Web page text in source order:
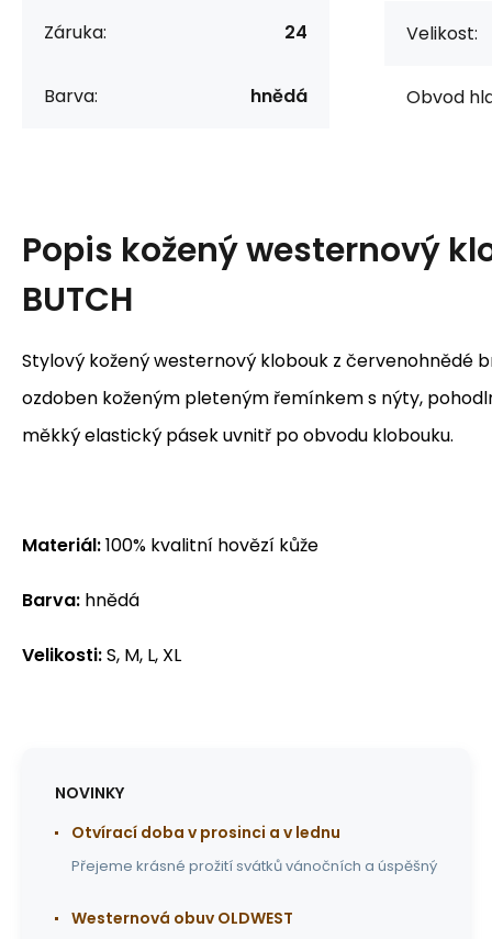
Záruka: 24
Barva: hnědá
Velikost:
Obvod
Popis kožený westernový
BUTCH
Stylový kožený westernový klobouk z červenohnědé
ozdoben koženým pleteným řemínkem s nýty,
měkký elastický pásek uvnitř po obvodu klobouku.
Materiál:100% kvalitní hovězí kůže
Barva: hnědá
Velikosti:S, M, L, XL
NOVINKY
Otvírací doba v prosinci a v lednu
Přejeme krásné prožití svátků vánočních a úspěšný
Westernová obuv OLDWEST